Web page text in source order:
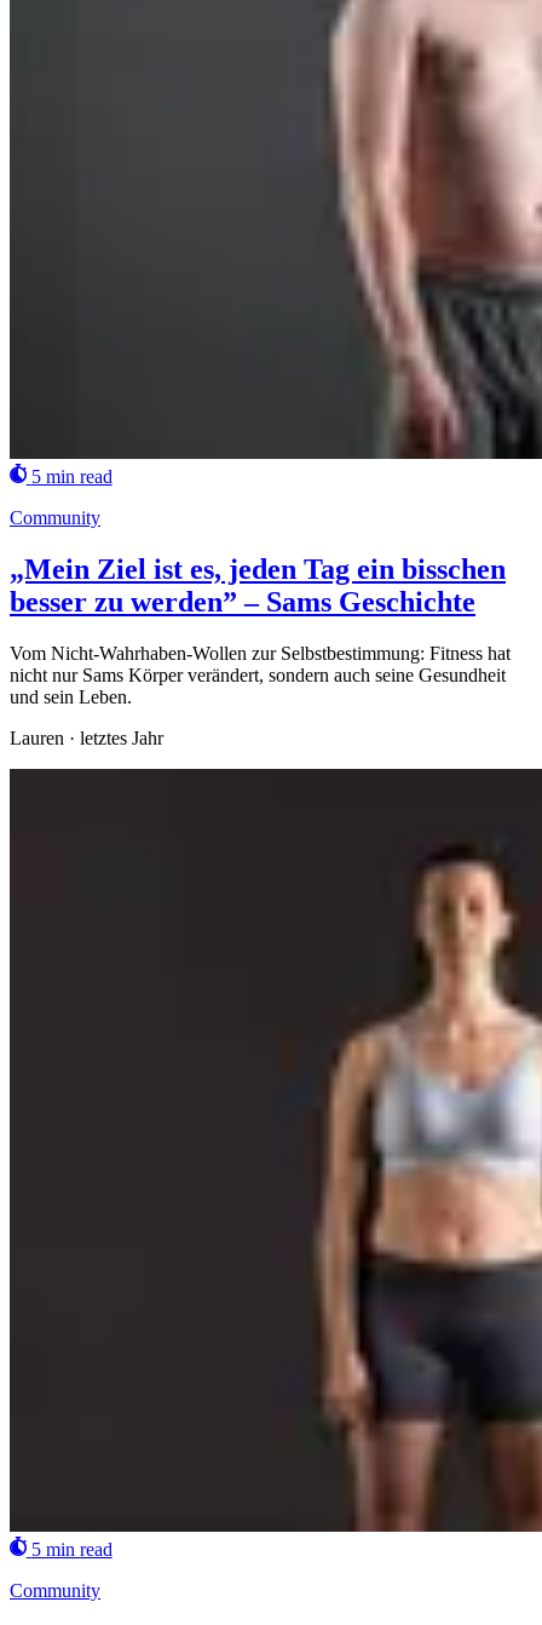
5 min read
Community
„Mein Ziel ist es, jeden Tag ein bisschen
besser zu werden” – Sams Geschichte
Vom Nicht-Wahrhaben-Wollen zur Selbstbestimmung: Fitness hat
nicht nur Sams Körper verändert, sondern auch seine Gesundheit
und sein Leben.
Lauren · letztes Jahr
5 min read
Community